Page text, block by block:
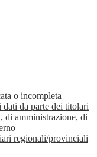
o incompleta
dati da parte dei titolari
di amministrazione, di
regionali/provinciali